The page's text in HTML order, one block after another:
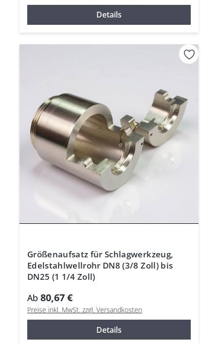
Details
Größenaufsatz für Schlagwerkzeug,
Edelstahlwellrohr DN8 (3/8 Zoll) bis
DN25 (1 1/4 Zoll)
Ab 80,67 €
Preise inkl. MwSt. zzgl. Versandkosten
Details